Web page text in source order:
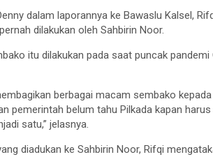
dalam laporannya ke Bawaslu Kalsel,
dilakukan oleh Sahbirin Noor.
itu dilakukan pada saat puncak
berbagai macam sembako
pemerintah belum tahu Pilkada kapan
satu,” jelasnya.
diadukan ke Sahbirin Noor, Rifqi